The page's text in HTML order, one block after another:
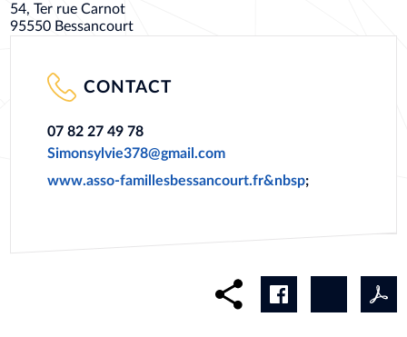
54, Ter rue Carnot
95550 Bessancourt
CONTACT
07 82 27 49 78
Simonsylvie378@gmail.com
www.asso-famillesbessancourt.fr&nbsp;